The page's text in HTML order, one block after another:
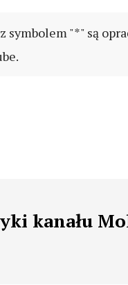
symbolem "*" są
kanału